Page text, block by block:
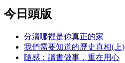
今日頭版
分清哪裡是你真正的家
我們需要知道的歷史真相(上)
隨感：讀書做事，重在用心